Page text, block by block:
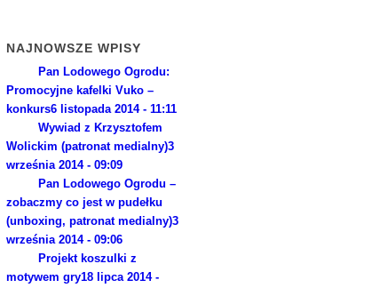
NAJNOWSZE WPISY
Pan Lodowego Ogrodu:
Promocyjne kafelki Vuko –
konkurs6 listopada 2014 - 11:11
Wywiad z Krzysztofem
Wolickim (patronat medialny)3
września 2014 - 09:09
Pan Lodowego Ogrodu –
zobaczmy co jest w pudełku
(unboxing, patronat medialny)3
września 2014 - 09:06
Projekt koszulki z
motywem gry18 lipca 2014 -